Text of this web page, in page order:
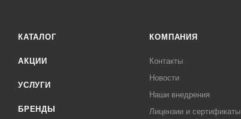
КАТАЛОГ
АКЦИИ
УСЛУГИ
БРЕНДЫ
КОМПАНИЯ
Контакты
Новости
Наши внедрения
Лицензии и сертификаты